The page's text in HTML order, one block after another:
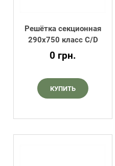
Решётка секционная
290х750 класс C/D
0 грн.
КУПИТЬ